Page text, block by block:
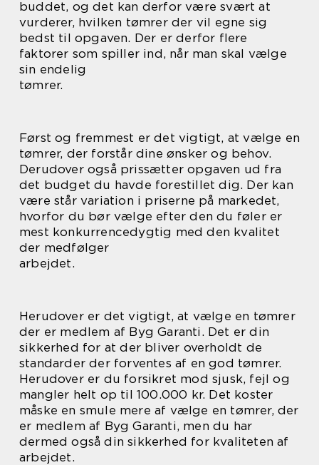
buddet, og det kan derfor være svært at
vurderer, hvilken tømrer der vil egne sig
bedst til opgaven. Der er derfor flere
faktorer som spiller ind, når man skal vælge
sin endelig
tømrer.
Først og fremmest er det vigtigt, at vælge en
tømrer, der forstår dine ønsker og behov.
Derudover også prissætter opgaven ud fra
det budget du havde forestillet dig. Der kan
være står variation i priserne på markedet,
hvorfor du bør vælge efter den du føler er
mest konkurrencedygtig med den kvalitet
der medfølger
arbejdet.
Herudover er det vigtigt, at vælge en tømrer
der er medlem af Byg Garanti. Det er din
sikkerhed for at der bliver overholdt de
standarder der forventes af en god tømrer.
Herudover er du forsikret mod sjusk, fejl og
mangler helt op til 100.000 kr. Det koster
måske en smule mere af vælge en tømrer, der
er medlem af Byg Garanti, men du har
dermed også din sikkerhed for kvaliteten af
arbejdet.